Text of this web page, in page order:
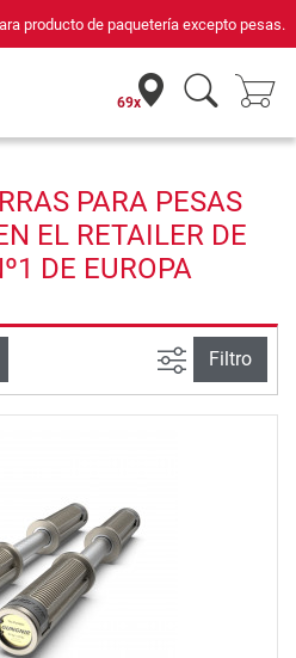
producto de paquetería excepto pesas.
69x
PARA PESAS
EL RETAILER DE
DE EUROPA
Busqueda
Filtro